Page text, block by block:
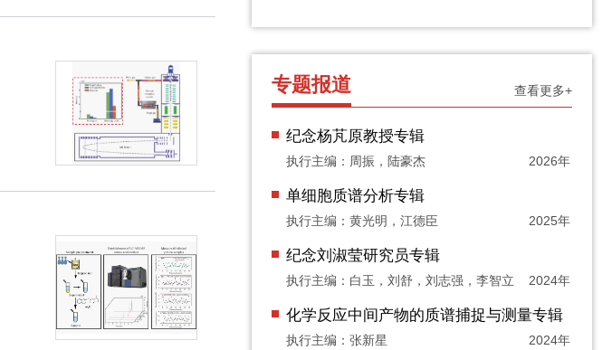
专题报道 查看更多+
纪念杨芃原教授专辑
执行主编：周振，陆豪杰 2026年
单细胞质谱分析专辑
执行主编：黄光明，江德臣 2025年
纪念刘淑莹研究员专辑
执行主编：白玉，刘舒，刘志强，李智立 2024年
化学反应中间产物的质谱捕捉与测量专辑
执行主编：张新星 2024年